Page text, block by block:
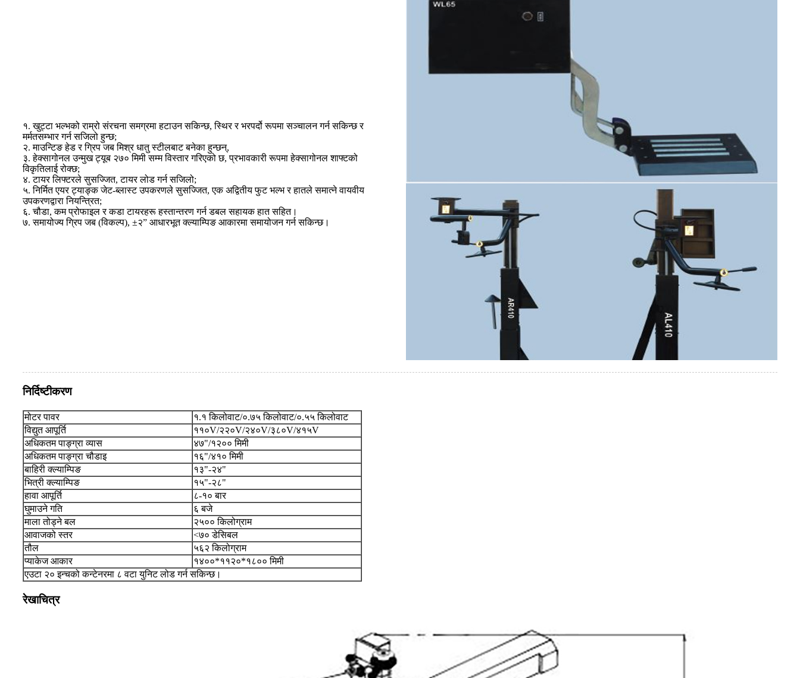
१. खुट्टा भल्भको राम्रो संरचना समग्रमा हटाउन सकिन्छ, स्थिर र भरपर्दो रूपमा सञ्चालन गर्न सकिन्छ र
मर्मतसम्भार गर्न सजिलो हुन्छ;
२. माउन्टिङ हेड र ग्रिप जब मिश्र धातु स्टीलबाट बनेका हुन्छन्,
३. हेक्सागोनल उन्मुख ट्यूब २७० मिमी सम्म विस्तार गरिएको छ, प्रभावकारी रूपमा हेक्सागोनल शाफ्टको
विकृतिलाई रोक्छ;
४. टायर लिफ्टरले सुसज्जित, टायर लोड गर्न सजिलो;
५. निर्मित एयर ट्याङ्क जेट-ब्लास्ट उपकरणले सुसज्जित, एक अद्वितीय फुट भल्भ र हातले समात्ने वायवीय
उपकरणद्वारा नियन्त्रित;
६. चौडा, कम प्रोफाइल र कडा टायरहरू हस्तान्तरण गर्न डबल सहायक हात सहित।
७. समायोज्य ग्रिप जब (विकल्प), ±२” आधारभूत क्ल्याम्पिङ आकारमा समायोजन गर्न सकिन्छ।
निर्दिष्टीकरण
मोटर पावर
१.१ किलोवाट/०.७५ किलोवाट/०.५५ किलोवाट
विद्युत आपूर्ति
११०V/२२०V/२४०V/३८०V/४१५V
अधिकतम पाङ्ग्रा व्यास
४७"/१२०० मिमी
अधिकतम पाङ्ग्रा चौडाइ
१६"/४१० मिमी
बाहिरी क्ल्याम्पिङ
१३"-२४"
भित्री क्ल्याम्पिङ
१५"-२८"
हावा आपूर्ति
८-१० बार
घुमाउने गति
६ बजे
माला तोड्ने बल
२५०० किलोग्राम
आवाजको स्तर
<७० डेसिबल
तौल
५६२ किलोग्राम
प्याकेज आकार
१४००*११२०*१८०० मिमी
एउटा २० इन्चको कन्टेनरमा ८ वटा युनिट लोड गर्न सकिन्छ।
रेखाचित्र